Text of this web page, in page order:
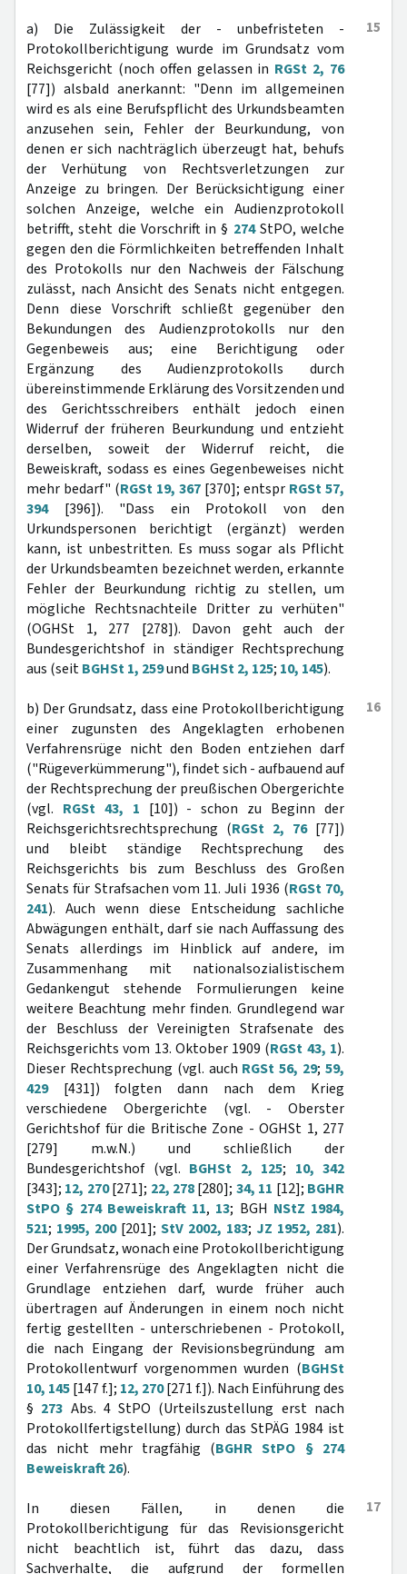
15
a) Die Zulässigkeit der - unbefristeten -
Protokollberichtigung wurde im Grundsatz vom
Reichsgericht (noch offen gelassen in RGSt 2, 76
[77]) alsbald anerkannt: "Denn im allgemeinen
wird es als eine Berufspflicht des Urkundsbeamten
anzusehen sein, Fehler der Beurkundung, von
denen er sich nachträglich überzeugt hat, behufs
der Verhütung von Rechtsverletzungen zur
Anzeige zu bringen. Der Berücksichtigung einer
solchen Anzeige, welche ein Audienzprotokoll
betrifft, steht die Vorschrift in § 274StPO, welche
gegen den die Förmlichkeiten betreffenden Inhalt
des Protokolls nur den Nachweis der Fälschung
zulässt, nach Ansicht des Senats nicht entgegen.
Denn diese Vorschrift schließt gegenüber den
Bekundungen des Audienzprotokolls nur den
Gegenbeweis aus; eine Berichtigung oder
Ergänzung des Audienzprotokolls durch
übereinstimmende Erklärung des Vorsitzenden und
des Gerichtsschreibers enthält jedoch einen
Widerruf der früheren Beurkundung und entzieht
derselben, soweit der Widerruf reicht, die
Beweiskraft, sodass es eines Gegenbeweises nicht
mehr bedarf" (RGSt 19, 367 [370]; entspr RGSt 57,
394[396]). "Dass ein Protokoll von den
Urkundspersonen berichtigt (ergänzt) werden
kann, ist unbestritten. Es muss sogar als Pflicht
der Urkundsbeamten bezeichnet werden, erkannte
Fehler der Beurkundung richtig zu stellen, um
mögliche Rechtsnachteile Dritter zu verhüten"
(OGHSt 1, 277 [278]). Davon geht auch der
Bundesgerichtshof in ständiger Rechtsprechung
aus (seitBGHSt 1, 259und BGHSt 2, 125; 10, 145).
16
b) Der Grundsatz, dass eine Protokollberichtigung
einer zugunsten des Angeklagten erhobenen
Verfahrensrüge nicht den Boden entziehen darf
("Rügeverkümmerung"), findet sich - aufbauend auf
der Rechtsprechung der preußischen Obergerichte
(vgl. RGSt 43, 1 [10]) - schon zu Beginn der
Reichsgerichtsrechtsprechung (RGSt 2, 76[77])
und bleibt ständige Rechtsprechung des
Reichsgerichts bis zum Beschluss des Großen
Senats für Strafsachen vom 11. Juli 1936 (RGSt 70,
241). Auch wenn diese Entscheidung sachliche
Abwägungen enthält, darf sie nach Auffassung des
Senats allerdings im Hinblick auf andere, im
Zusammenhang mit nationalsozialistischem
Gedankengut stehende Formulierungen keine
weitere Beachtung mehr finden. Grundlegend war
der Beschluss der Vereinigten Strafsenate des
Reichsgerichts vom 13. Oktober 1909 (RGSt 43, 1).
Dieser Rechtsprechung (vgl. auch RGSt 56, 29;59,
429[431]) folgten dann nach dem Krieg
verschiedene Obergerichte (vgl. - Oberster
Gerichtshof für die Britische Zone - OGHSt 1, 277
[279] m.w.N.) und schließlich der
Bundesgerichtshof (vgl. BGHSt 2, 125; 10, 342
[343]; 12, 270[271]; 22, 278[280]; 34, 11 [12]; BGHR
StPO § 274 Beweiskraft 11, 13; BGH NStZ 1984,
521; 1995, 200[201]; StV 2002, 183; JZ 1952, 281).
Der Grundsatz, wonach eine Protokollberichtigung
einer Verfahrensrüge des Angeklagten nicht die
Grundlage entziehen darf, wurde früher auch
übertragen auf Änderungen in einem noch nicht
fertig gestellten - unterschriebenen - Protokoll,
die nach Eingang der Revisionsbegründung am
Protokollentwurf vorgenommen wurden (BGHSt
10, 145[147 f.]; 12, 270[271 f.]). Nach Einführung des
§ 273 Abs. 4 StPO (Urteilszustellung erst nach
Protokollfertigstellung) durch das StPÄG 1984 ist
das nicht mehr tragfähig (BGHR StPO § 274
Beweiskraft 26).
17
In diesen Fällen, in denen die
Protokollberichtigung für das Revisionsgericht
nicht beachtlich ist, führt das dazu, dass
Sachverhalte, die aufgrund der formellen